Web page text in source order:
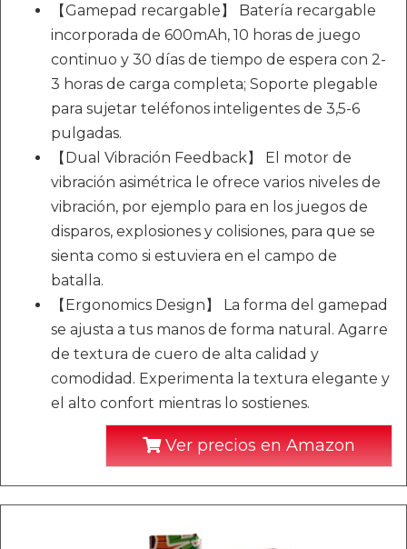
【Gamepad recargable】 Batería recargable
incorporada de 600mAh, 10 horas de juego
continuo y 30 días de tiempo de espera con 2-
3 horas de carga completa; Soporte plegable
para sujetar teléfonos inteligentes de 3,5-6
pulgadas.
【Dual Vibración Feedback】 El motor de
vibración asimétrica le ofrece varios niveles de
vibración, por ejemplo para en los juegos de
disparos, explosiones y colisiones, para que se
sienta como si estuviera en el campo de
batalla.
【Ergonomics Design】 La forma del gamepad
se ajusta a tus manos de forma natural. Agarre
de textura de cuero de alta calidad y
comodidad. Experimenta la textura elegante y
el alto confort mientras lo sostienes.
Ver precios en Amazon